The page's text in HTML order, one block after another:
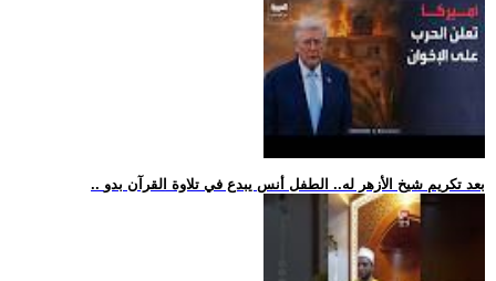
.. بعد تكريم شيخ الأزهر له.. الطفل أنس يبدع في تلاوة القرآن بدو